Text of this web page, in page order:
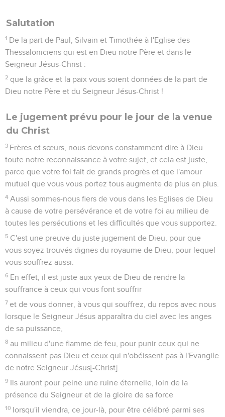
Salutation
1 De la part de Paul, Silvain et Timothée à l'Eglise des
Thessaloniciens qui est en Dieu notre Père et dans le
Seigneur Jésus-Christ :
2 que la grâce et la paix vous soient données de la part de
Dieu notre Père et du Seigneur Jésus-Christ !
Le jugement prévu pour le jour de la venue
du Christ
3 Frères et sœurs, nous devons constamment dire à Dieu
toute notre reconnaissance à votre sujet, et cela est juste,
parce que votre foi fait de grands progrès et que l'amour
mutuel que vous vous portez tous augmente de plus en plus.
4 Aussi sommes-nous fiers de vous dans les Eglises de Dieu
à cause de votre persévérance et de votre foi au milieu de
toutes les persécutions et les difficultés que vous supportez.
5 C'est une preuve du juste jugement de Dieu, pour que
vous soyez trouvés dignes du royaume de Dieu, pour lequel
vous souffrez aussi.
6 En effet, il est juste aux yeux de Dieu de rendre la
souffrance à ceux qui vous font souffrir
7 et de vous donner, à vous qui souffrez, du repos avec nous
lorsque le Seigneur Jésus apparaîtra du ciel avec les anges
de sa puissance,
8 au milieu d'une flamme de feu, pour punir ceux qui ne
connaissent pas Dieu et ceux qui n'obéissent pas à l'Evangile
de notre Seigneur Jésus[-Christ].
9 Ils auront pour peine une ruine éternelle, loin de la
présence du Seigneur et de la gloire de sa force
10 lorsqu'il viendra, ce jour-là, pour être célébré parmi ses